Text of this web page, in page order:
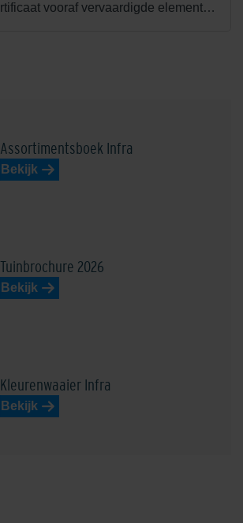
NL-BSB-certificaat vooraf vervaardigde elementen van beton (Aalst) K20305
Assortimentsboek Infra
Bekijk
Tuinbrochure 2026
Bekijk
Kleurenwaaier Infra
Bekijk